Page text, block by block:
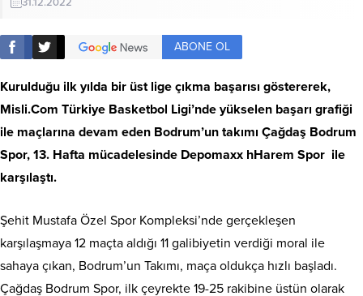
ABONE OL
Kurulduğu ilk yılda bir üst lige çıkma başarısı göstererek,
Misli.Com Türkiye Basketbol Ligi’nde yükselen başarı grafiği
ile maçlarına devam eden Bodrum’un takımı Çağdaş Bodrum
Spor, 13. Hafta mücadelesinde Depomaxx hHarem Spor ile
karşılaştı.
Şehit Mustafa Özel Spor Kompleksi’nde gerçekleşen
karşılaşmaya 12 maçta aldığı 11 galibiyetin verdiği moral ile
sahaya çıkan, Bodrum’un Takımı, maça oldukça hızlı başladı.
Çağdaş Bodrum Spor, ilk çeyrekte 19-25 rakibine üstün olarak